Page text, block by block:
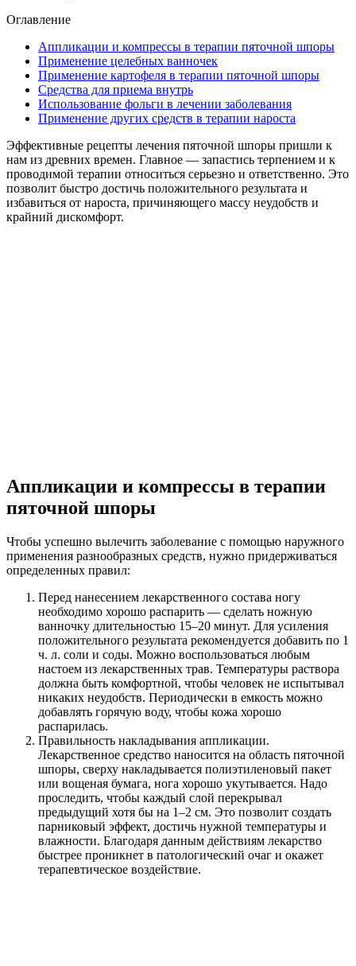
Оглавление
Аппликации и компрессы в терапии пяточной шпоры
Применение целебных ванночек
Применение картофеля в терапии пяточной шпоры
Средства для приема внутрь
Использование фольги в лечении заболевания
Применение других средств в терапии нароста
Эффективные рецепты лечения пяточной шпоры пришли к
нам из древних времен. Главное — запастись терпением и к
проводимой терапии относиться серьезно и ответственно. Это
позволит быстро достичь положительного результата и
избавиться от нароста, причиняющего массу неудобств и
крайний дискомфорт.
Аппликации и компрессы в терапии
пяточной шпоры
Чтобы успешно вылечить заболевание с помощью наружного
применения разнообразных средств, нужно придерживаться
определенных правил:
Перед нанесением лекарственного состава ногу
необходимо хорошо распарить — сделать ножную
ванночку длительностью 15–20 минут. Для усиления
положительного результата рекомендуется добавить по 1
ч. л. соли и соды. Можно воспользоваться любым
настоем из лекарственных трав. Температуры раствора
должна быть комфортной, чтобы человек не испытывал
никаких неудобств. Периодически в емкость можно
добавлять горячую воду, чтобы кожа хорошо
распарилась.
Правильность накладывания аппликации.
Лекарственное средство наносится на область пяточной
шпоры, сверху накладывается полиэтиленовый пакет
или вощеная бумага, нога хорошо укутывается. Надо
проследить, чтобы каждый слой перекрывал
предыдущий хотя бы на 1–2 см. Это позволит создать
парниковый эффект, достичь нужной температуры и
влажности. Благодаря данным действиям лекарство
быстрее проникнет в патологический очаг и окажет
терапевтическое воздействие.